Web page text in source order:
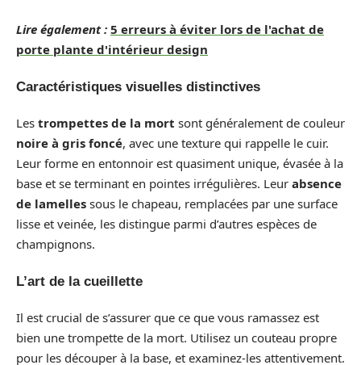
Lire également : 5 erreurs à éviter lors de l'achat de
porte plante d'intérieur design
Caractéristiques visuelles distinctives
Les trompettes de la mort sont généralement de couleur
noire à gris foncé, avec une texture qui rappelle le cuir.
Leur forme en entonnoir est quasiment unique, évasée à la
base et se terminant en pointes irrégulières. Leur absence
de lamelles sous le chapeau, remplacées par une surface
lisse et veinée, les distingue parmi d’autres espèces de
champignons.
L’art de la cueillette
Il est crucial de s’assurer que ce que vous ramassez est
bien une trompette de la mort. Utilisez un couteau propre
pour les découper à la base, et examinez-les attentivement.